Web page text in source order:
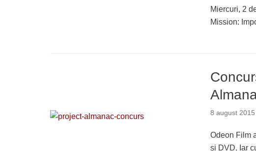
Miercuri, 2
Mission:
8 august 2015
Odeon Film
și DVD. Iar